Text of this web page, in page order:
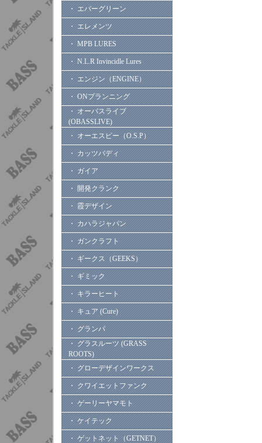
・ エバーグリーン
・ エレメンツ
・ MPB LURES
・ N.L.R Invincidle Lures
・ エンジン（ENGINE）
・ ONプランニング
・ オーバスライブ
(OBASSLIVE)
・ オーエスピー（O.S.P）
・ カッツバディ
・ ガイア
・ 開発クランク
・ 霞デザイン
・ カハラジャパン
・ ガンクラフト
・ ギークス（GEEKS）
・ ギミック
・ キラーヒート
・ キュア (Cure)
・ グランパ
・ グラスルーツ (GRASS
ROOTS)
・ グローデザインワークス
・ クワイエットファンク
・ ゲーリーヤマモト
・ ケイテック
・ ゲットネット（GETNET）